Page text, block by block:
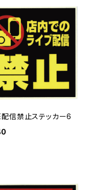
信禁止ステッカー6